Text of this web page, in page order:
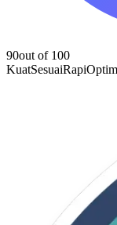
90out of 100
KuatSesuaiRapi